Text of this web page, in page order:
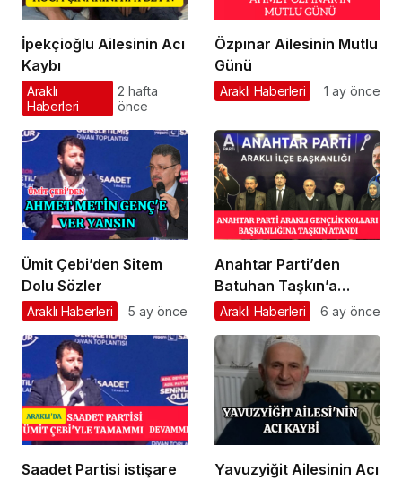
İpekçioğlu Ailesinin Acı
Kaybı
Araklı
Haberleri
2 hafta
önce
Özpınar Ailesinin Mutlu
Günü
Araklı Haberleri 1 ay önce
Ümit Çebi’den Sitem
Dolu Sözler
Araklı Haberleri 5 ay önce
Anahtar Parti’den
Batuhan Taşkın’a
Önemli Görev
Araklı Haberleri 6 ay önce
Saadet Partisi istişare
Yavuzyiğit Ailesinin Acı